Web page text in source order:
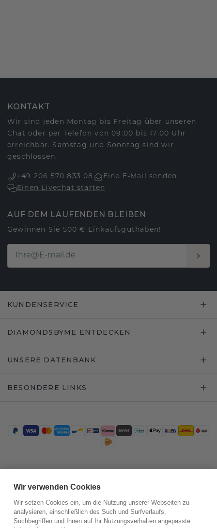
KONTAKT
Wir sind jeden Montag bis Freitag über unseren
Chat oder per Telefon von 09:00 bis 17:00 Uhr
erreichbar. Samstag und Sonntag sind wir
geschlossen.
+49 206 570 833 08
Eine E-Mail senden
Einen Livechat starten
AUF DEM LAUFENDEN BLEIBEN
Gewinnen Sie 500 € Einkaufsguthaben!
KUNDENSERVICE
DIAMONDSBYME ENTDECKEN
UNSERE DATENBANK
BESONDERE LINKS
Wir verwenden Cookies
Wir setzen Cookies ein, um die Nutzung unserer Webseiten zu
analysieren, einschließlich des Such und Surfverlaufs,
Suchbegriffen und Ihnen auf Ihr Nutzungsverhalten angepasste